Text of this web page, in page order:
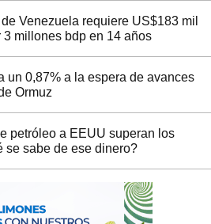
Venezuela requiere US$183 mil
millones bdp en 14 años
un 0,87% a la espera de avances
Ormuz
petróleo a EEUU superan los
se sabe de ese dinero?